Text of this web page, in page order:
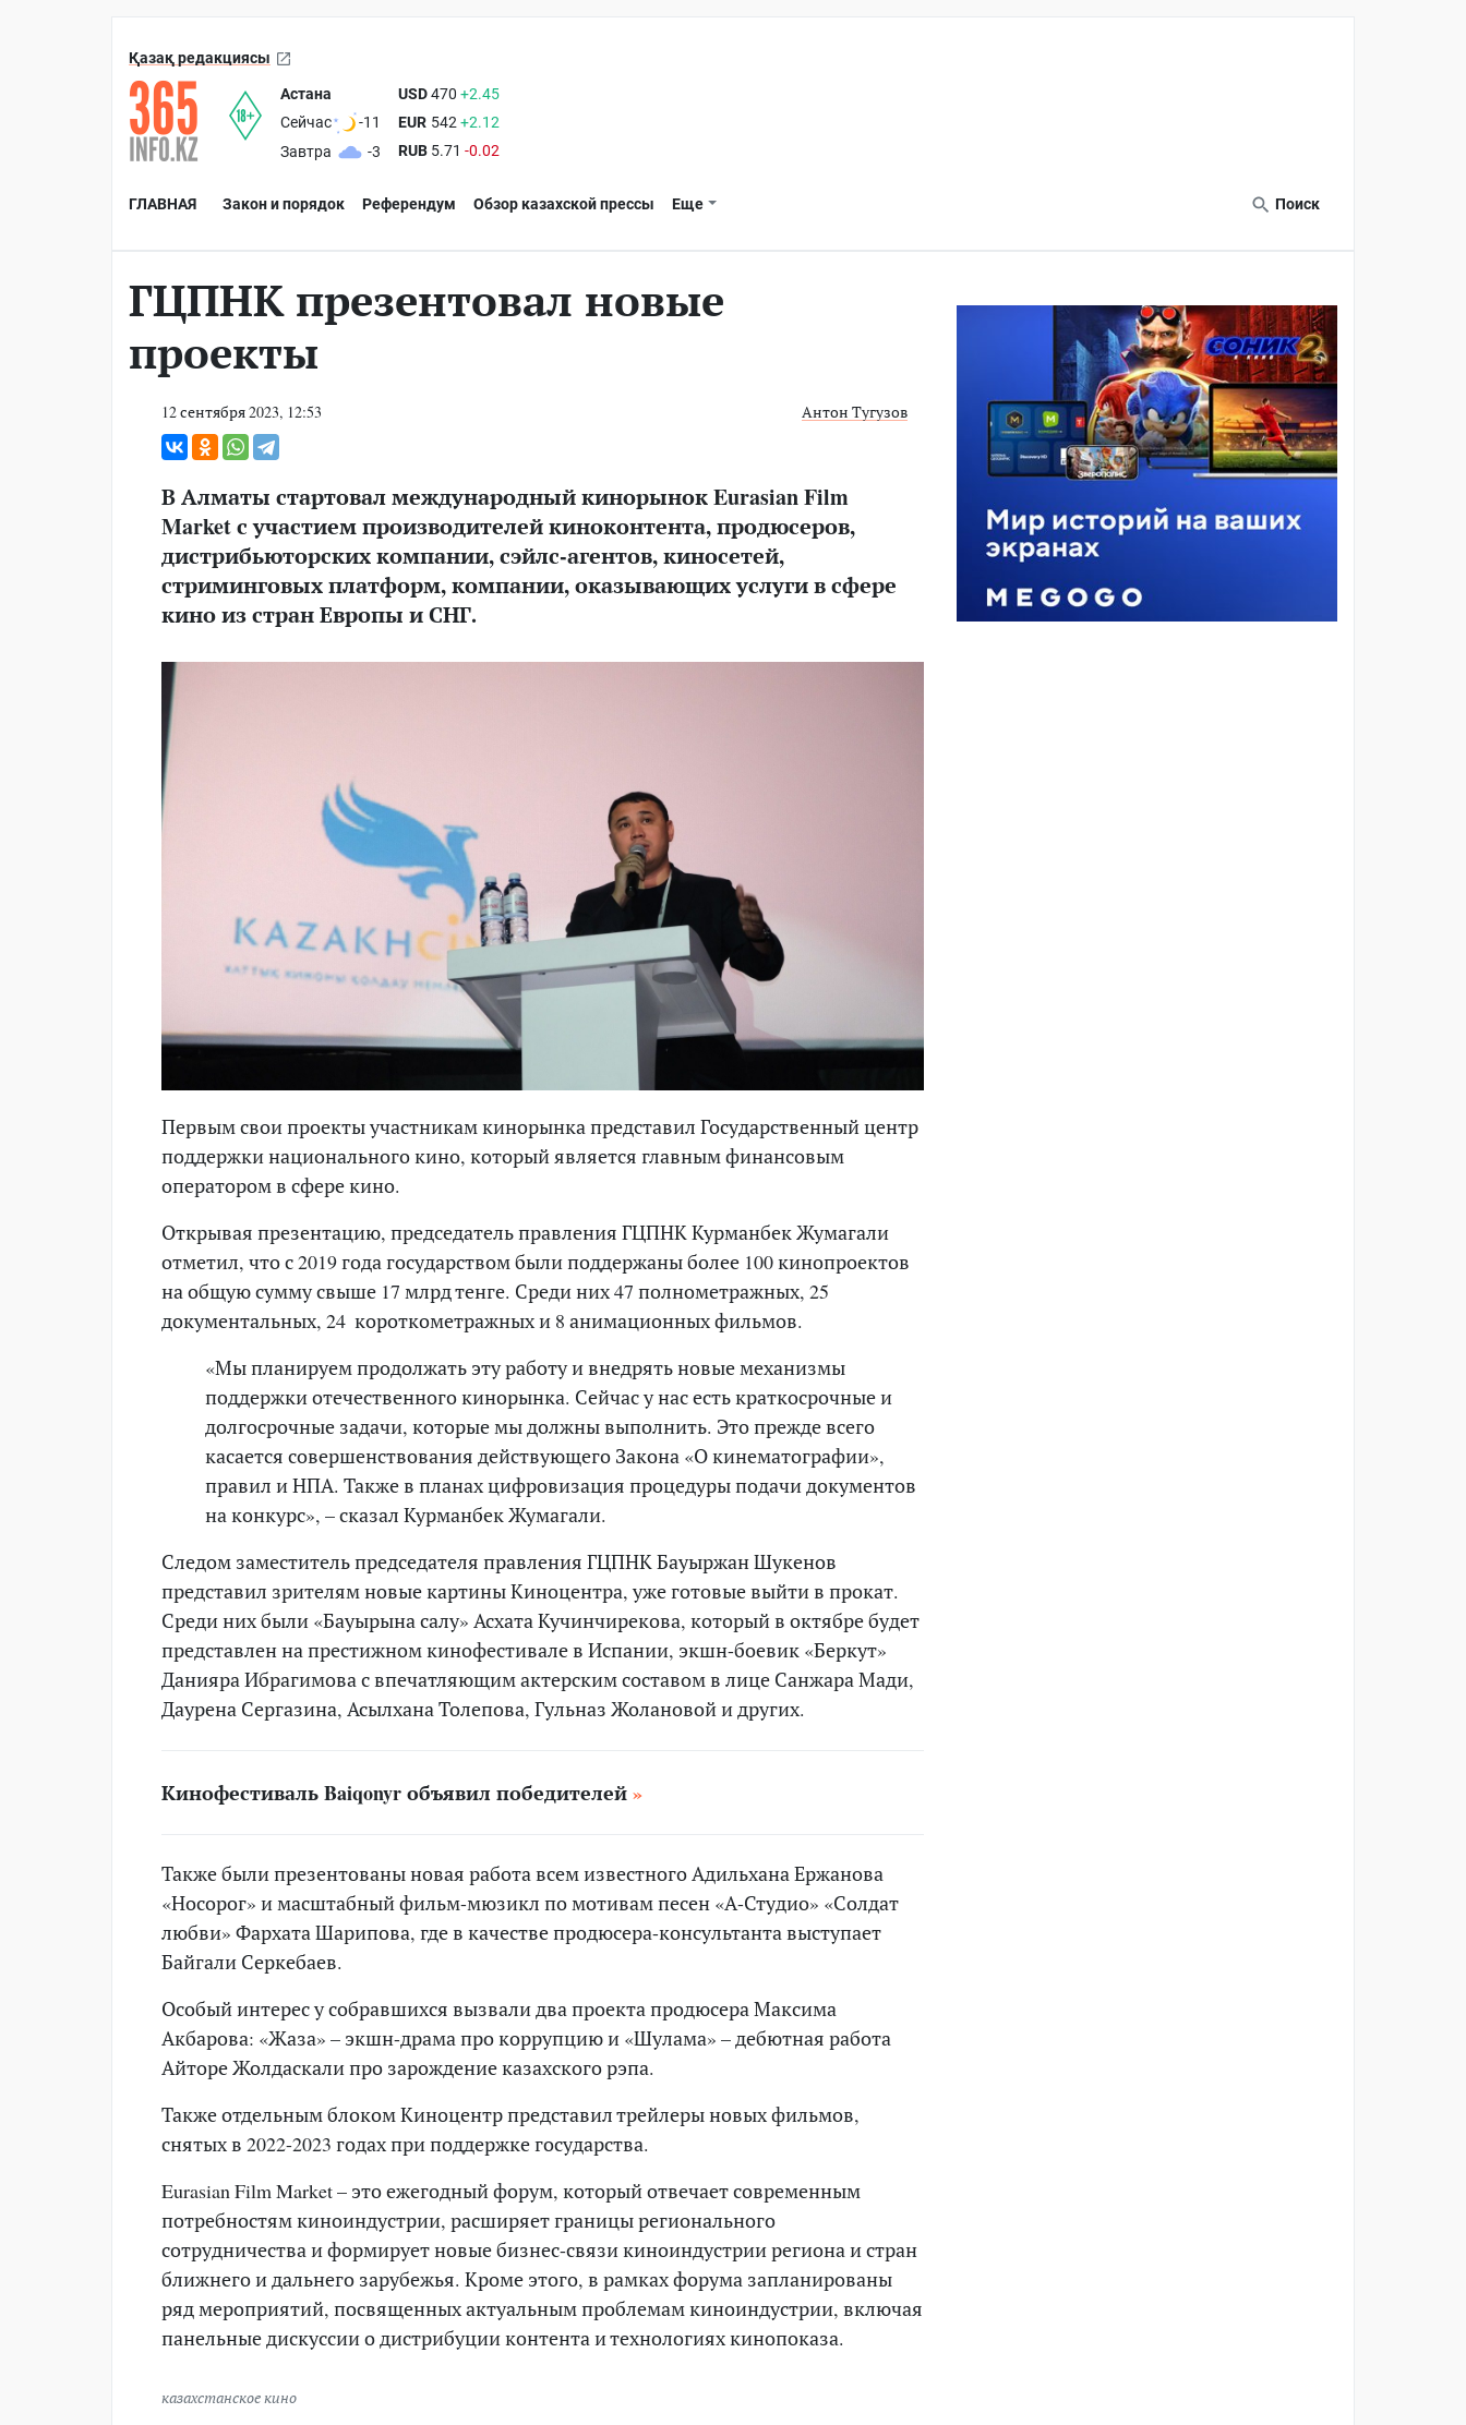
Қазақ редакциясы
Астана
Сейчас
-11
Завтра
-3
USD470 +2.45
EUR 542 +2.12
RUB 5.71 -0.02
ГЛАВНАЯ Закон и порядок Референдум Обзор казахской прессы Еще Поиск
ГЦПНК презентовал новые
проекты
12 сентября 2023, 12:53 Антон Тугузов
В Алматы стартовал международный кинорынок Eurasian Film
Market с участием производителей киноконтента, продюсеров,
дистрибьюторских компании, сэйлс-агентов, киносетей,
стриминговых платформ, компании, оказывающих услуги в сфере
кино из стран Европы и СНГ.
Первым свои проекты участникам кинорынка представил Государственный центр
поддержки национального кино, который является главным финансовым
оператором в сфере кино.
Открывая презентацию, председатель правления ГЦПНК Курманбек Жумагали
отметил, что с 2019 года государством были поддержаны более 100 кинопроектов
на общую сумму свыше 17 млрд тенге. Среди них 47 полнометражных, 25
документальных, 24 короткометражных и 8 анимационных фильмов.
«Мы планируем продолжать эту работу и внедрять новые механизмы
поддержки отечественного кинорынка. Сейчас у нас есть краткосрочные и
долгосрочные задачи, которые мы должны выполнить. Это прежде всего
касается совершенствования действующего Закона «О кинематографии»,
правил и НПА. Также в планах цифровизация процедуры подачи документов
на конкурс», – сказал Курманбек Жумагали.
Следом заместитель председателя правления ГЦПНК Бауыржан Шукенов
представил зрителям новые картины Киноцентра, уже готовые выйти в прокат.
Среди них были «Бауырына салу» Асхата Кучинчирекова, который в октябре будет
представлен на престижном кинофестивале в Испании, экшн-боевик «Беркут»
Данияра Ибрагимова с впечатляющим актерским составом в лице Санжара Мади,
Даурена Сергазина, Асылхана Толепова, Гульназ Жолановой и других.
Кинофестиваль Baiqonyr объявил победителей
Также были презентованы новая работа всем известного Адильхана Ержанова
«Носорог» и масштабный фильм-мюзикл по мотивам песен «А-Студио» «Солдат
любви» Фархата Шарипова, где в качестве продюсера-консультанта выступает
Байгали Серкебаев.
Особый интерес у собравшихся вызвали два проекта продюсера Максима
Акбарова: «Жаза» – экшн-драма про коррупцию и «Шулама» – дебютная работа
Айторе Жолдаскали про зарождение казахского рэпа.
Также отдельным блоком Киноцентр представил трейлеры новых фильмов,
снятых в 2022-2023 годах при поддержке государства.
Eurasian Film Market – это ежегодный форум, который отвечает современным
потребностям киноиндустрии, расширяет границы регионального
сотрудничества и формирует новые бизнес-связи киноиндустрии региона и стран
ближнего и дальнего зарубежья. Кроме этого, в рамках форума запланированы
ряд мероприятий, посвященных актуальным проблемам киноиндустрии, включая
панельные дискуссии о дистрибуции контента и технологиях кинопоказа.
казахстанское кино